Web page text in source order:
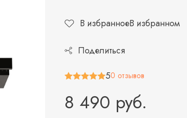
В избранноеВ избранном
Поделиться
50 отзывов
8 490 руб.